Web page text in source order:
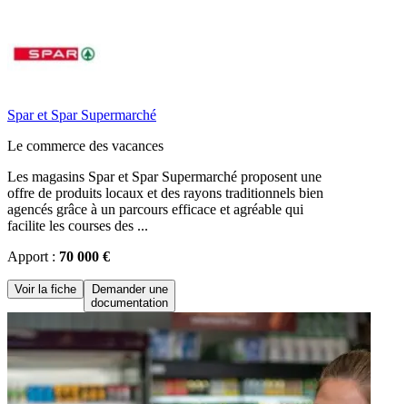
Spar et Spar Supermarché
Le commerce des vacances
Les magasins Spar et Spar Supermarché proposent une
offre de produits locaux et des rayons traditionnels bien
agencés grâce à un parcours efficace et agréable qui
facilite les courses des ...
Apport : 70 000 €
Voir la fiche
Demander une
documentation